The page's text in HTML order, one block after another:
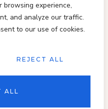
browsing experience,
and analyze our traffic.
to our use of cookies.
REJECT ALL
ALL